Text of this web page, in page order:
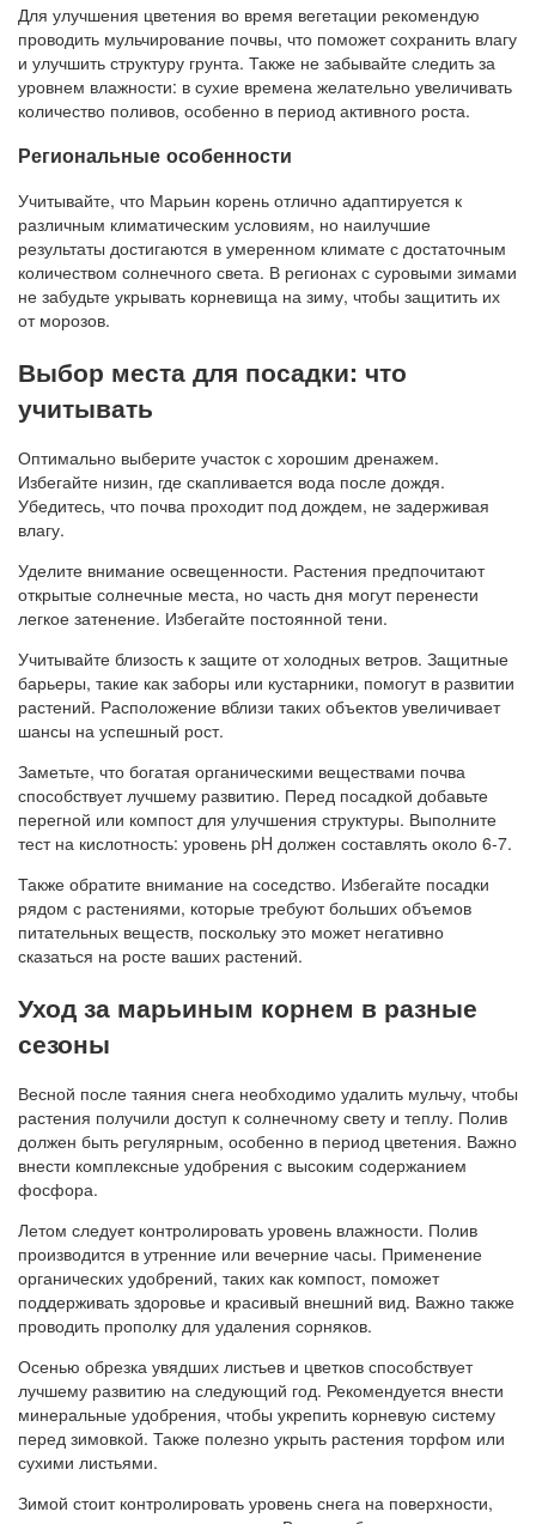
Для улучшения цветения во время вегетации рекомендую
проводить мульчирование почвы, что поможет сохранить влагу
и улучшить структуру грунта. Также не забывайте следить за
уровнем влажности: в сухие времена желательно увеличивать
количество поливов, особенно в период активного роста.
Региональные особенности
Учитывайте, что Марьин корень отлично адаптируется к
различным климатическим условиям, но наилучшие
результаты достигаются в умеренном климате с достаточным
количеством солнечного света. В регионах с суровыми зимами
не забудьте укрывать корневища на зиму, чтобы защитить их
от морозов.
Выбор места для посадки: что
учитывать
Оптимально выберите участок с хорошим дренажем.
Избегайте низин, где скапливается вода после дождя.
Убедитесь, что почва проходит под дождем, не задерживая
влагу.
Уделите внимание освещенности. Растения предпочитают
открытые солнечные места, но часть дня могут перенести
легкое затенение. Избегайте постоянной тени.
Учитывайте близость к защите от холодных ветров. Защитные
барьеры, такие как заборы или кустарники, помогут в развитии
растений. Расположение вблизи таких объектов увеличивает
шансы на успешный рост.
Заметьте, что богатая органическими веществами почва
способствует лучшему развитию. Перед посадкой добавьте
перегной или компост для улучшения структуры. Выполните
тест на кислотность: уровень pH должен составлять около 6-7.
Также обратите внимание на соседство. Избегайте посадки
рядом с растениями, которые требуют больших объемов
питательных веществ, поскольку это может негативно
сказаться на росте ваших растений.
Уход за марьиным корнем в разные
сезоны
Весной после таяния снега необходимо удалить мульчу, чтобы
растения получили доступ к солнечному свету и теплу. Полив
должен быть регулярным, особенно в период цветения. Важно
внести комплексные удобрения с высоким содержанием
фосфора.
Летом следует контролировать уровень влажности. Полив
производится в утренние или вечерние часы. Применение
органических удобрений, таких как компост, поможет
поддерживать здоровье и красивый внешний вид. Важно также
проводить прополку для удаления сорняков.
Осенью обрезка увядших листьев и цветков способствует
лучшему развитию на следующий год. Рекомендуется внести
минеральные удобрения, чтобы укрепить корневую систему
перед зимовкой. Также полезно укрыть растения торфом или
сухими листьями.
Зимой стоит контролировать уровень снега на поверхности,